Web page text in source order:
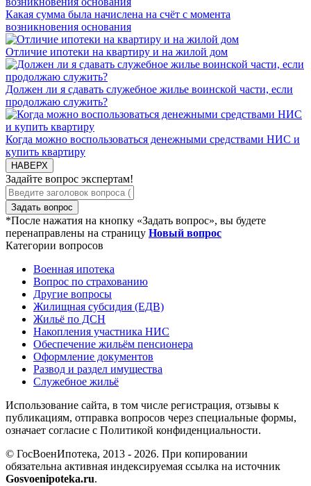
Какая сумма была начислена на счёт с момента
возникновения основания
Отличие ипотеки на квартиру и на жилой дом
Должен ли я сдавать служебное жилье воинской части, если
продолжаю служить?
Когда можно воспользоваться денежными средствами НИС и
купить квартиру
НАВЕРХ
Задайте вопрос экспертам!
Задать вопрос
*После нажатия на кнопку «Задать вопрос», вы будете
перенаправлены на страницу Новый вопрос
Категории вопросов
Военная ипотека
Вопрос по страхованию
Другие вопросы
Жилищная субсидия (ЕДВ)
Жильё по ДСН
Накопления участника НИС
Обеспечение жильём пенсионера
Оформление документов
Развод и раздел имущества
Служебное жильё
Использование сайта, в том числе регистрация, отзывы к
публикациям, отправка вопросов через специальные формы,
означает согласие с Политикой конфиденциальности.
© ГосВоенИпотека, 2013 - 2026. При копировании
обязательна активная индексируемая ссылка на источник
Gosvoenipoteka.ru.